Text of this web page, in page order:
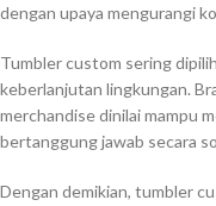
dengan upaya mengurangi
Tumbler custom sering
keberlanjutan lingkungan.
merchandise dinilai mampu
bertanggung jawab secara
Dengan demikian, tumbler